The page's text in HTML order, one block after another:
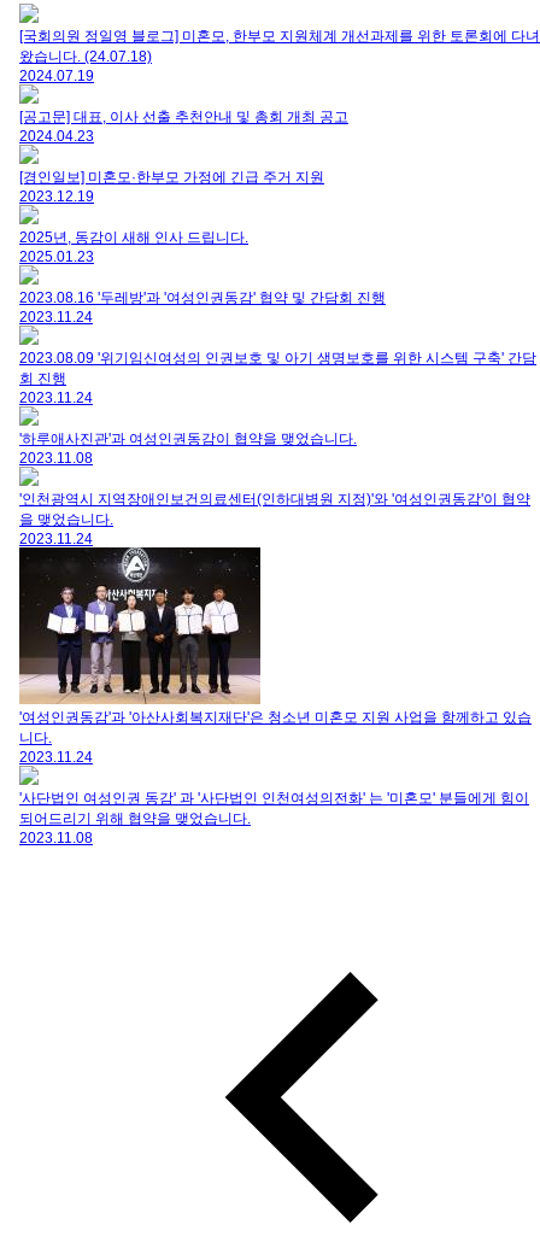
[국회의원 정일영 블로그] 미혼모, 한부모 지원체계 개선과제를 위한 토론회에 다녀
왔습니다. (24.07.18)
2024.07.19
[공고문] 대표, 이사 선출 추천안내 및 총회 개최 공고
2024.04.23
[경인일보] 미혼모·한부모 가정에 긴급 주거 지원
2023.12.19
2025년, 동감이 새해 인사 드립니다.
2025.01.23
2023.08.16 '두레방'과 '여성인권동감' 협약 및 간담회 진행
2023.11.24
2023.08.09 '위기임신여성의 인권보호 및 아기 생명보호를 위한 시스템 구축' 간담
회 진행
2023.11.24
'하루애사진관'과 여성인권동감이 협약을 맺었습니다.
2023.11.08
'인천광역시 지역장애인보건의료센터(인하대병원 지정)'와 '여성인권동감'이 협약
을 맺었습니다.
2023.11.24
'여성인권동감'과 '아산사회복지재단'은 청소년 미혼모 지원 사업을 함께하고 있습
니다.
2023.11.24
'사단법인 여성인권 동감' 과 '사단법인 인천여성의전화' 는 '미혼모' 분들에게 힘이
되어드리기 위해 협약을 맺었습니다.
2023.11.08